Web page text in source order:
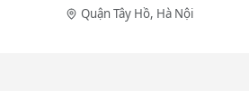
Quận Tây Hồ, Hà Nội